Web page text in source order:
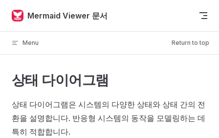
Skip to content
Mermaid Viewer 문서
Menu Return to top
상태 다이어그램
상태 다이어그램은 시스템의 다양한 상태와 상태 간의 전
환을 설명합니다. 반응형 시스템의 동작을 모델링하는 데
특히 적합합니다.